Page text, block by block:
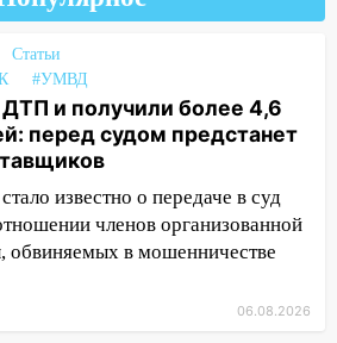
репутацию
необоснованно
обращении с
«льготниках»: в
перевозчик
схему с чужими
алиментщик накопил
Статьи
#УМВД
и получили более 4,6
перед судом предстанет
известно о передаче в суд
членов организованной
обвиняемых в мошенничестве
06.08.2026